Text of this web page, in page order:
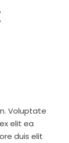
Voluptate
elit ea
duis elit